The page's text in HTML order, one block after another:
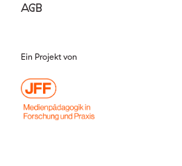
AGB
Ein Projekt von